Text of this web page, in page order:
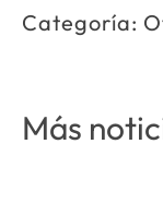
Categoría:
Más